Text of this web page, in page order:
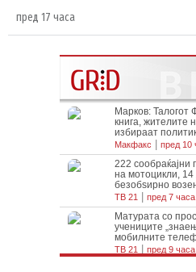
пред 17 часа